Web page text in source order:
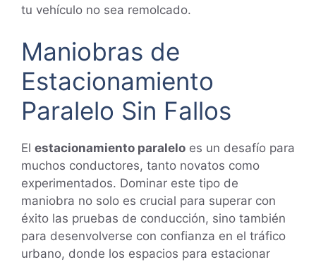
tu vehículo no sea remolcado.
Maniobras de
Estacionamiento
Paralelo Sin Fallos
El estacionamiento paralelo es un desafío para
muchos conductores, tanto novatos como
experimentados. Dominar este tipo de
maniobra no solo es crucial para superar con
éxito las pruebas de conducción, sino también
para desenvolverse con confianza en el tráfico
urbano, donde los espacios para estacionar